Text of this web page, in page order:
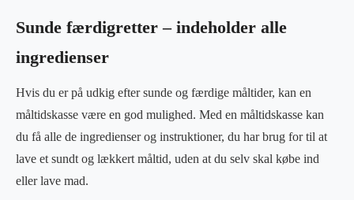
Sunde færdigretter – indeholder alle
ingredienser
Hvis du er på udkig efter sunde og færdige måltider, kan en
måltidskasse være en god mulighed. Med en måltidskasse kan
du få alle de ingredienser og instruktioner, du har brug for til at
lave et sundt og lækkert måltid, uden at du selv skal købe ind
eller lave mad.